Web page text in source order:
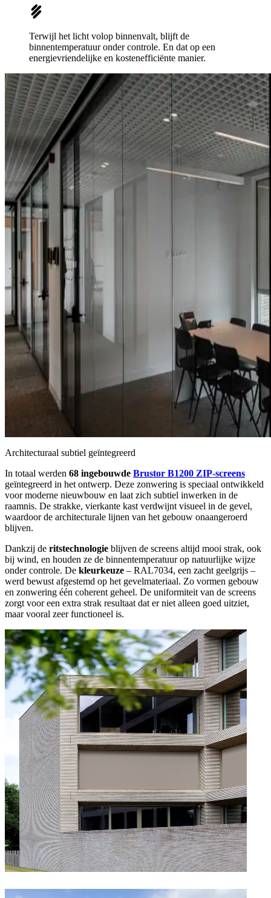
Terwijl het licht volop binnenvalt, blijft de
binnentemperatuur onder controle. En dat op een
energievriendelijke en kostenefficiënte manier.
Architecturaal subtiel geïntegreerd
In totaal werden 68 ingebouwde Brustor B1200 ZIP-screens
geïntegreerd in het ontwerp. Deze zonwering is speciaal ontwikkeld
voor moderne nieuwbouw en laat zich subtiel inwerken in de
raamnis. De strakke, vierkante kast verdwijnt visueel in de gevel,
waardoor de architecturale lijnen van het gebouw onaangeroerd
blijven.
Dankzij de ritstechnologie blijven de screens altijd mooi strak, ook
bij wind, en houden ze de binnentemperatuur op natuurlijke wijze
onder controle. De kleurkeuze – RAL7034, een zacht geelgrijs –
werd bewust afgestemd op het gevelmateriaal. Zo vormen gebouw
en zonwering één coherent geheel. De uniformiteit van de screens
zorgt voor een extra strak resultaat dat er niet alleen goed uitziet,
maar vooral zeer functioneel is.